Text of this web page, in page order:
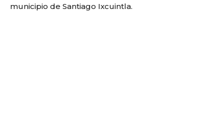
municipio de Santiago Ixcuintla.